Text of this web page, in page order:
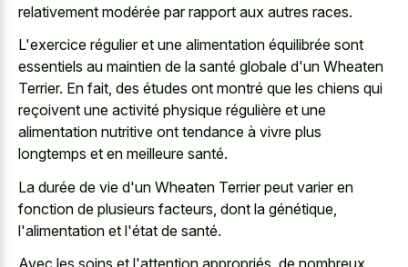
relativement modérée par rapport aux autres races.
L'exercice régulier et une alimentation équilibrée sont
essentiels au maintien de la santé globale d'un Wheaten
Terrier. En fait, des études ont montré que les chiens qui
reçoivent une activité physique régulière et une
alimentation nutritive ont tendance à vivre plus
longtemps et en meilleure santé.
La durée de vie d'un Wheaten Terrier peut varier en
fonction de plusieurs facteurs, dont la génétique,
l'alimentation et l'état de santé.